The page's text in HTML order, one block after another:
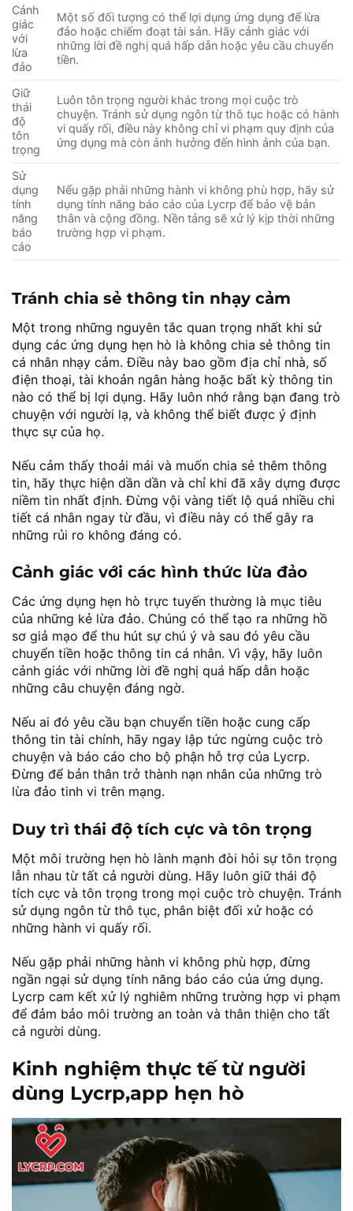
Cảnh
giác
với
lừa
đảo
Một số đối tượng có thể lợi dụng ứng dụng để lừa
đảo hoặc chiếm đoạt tài sản. Hãy cảnh giác với
những lời đề nghị quá hấp dẫn hoặc yêu cầu chuyển
tiền.
Giữ
thái
độ
tôn
trọng
Luôn tôn trọng người khác trong mọi cuộc trò
chuyện. Tránh sử dụng ngôn từ thô tục hoặc có hành
vi quấy rối, điều này không chỉ vi phạm quy định của
ứng dụng mà còn ảnh hưởng đến hình ảnh của bạn.
Sử
dụng
tính
năng
báo
cáo
Nếu gặp phải những hành vi không phù hợp, hãy sử
dụng tính năng báo cáo của Lycrp để bảo vệ bản
thân và cộng đồng. Nền tảng sẽ xử lý kịp thời những
trường hợp vi phạm.
Tránh chia sẻ thông tin nhạy cảm
Một trong những nguyên tắc quan trọng nhất khi sử
dụng các ứng dụng hẹn hò là không chia sẻ thông tin
cá nhân nhạy cảm. Điều này bao gồm địa chỉ nhà, số
điện thoại, tài khoản ngân hàng hoặc bất kỳ thông tin
nào có thể bị lợi dụng. Hãy luôn nhớ rằng bạn đang trò
chuyện với người lạ, và không thể biết được ý định
thực sự của họ.
Nếu cảm thấy thoải mái và muốn chia sẻ thêm thông
tin, hãy thực hiện dần dần và chỉ khi đã xây dựng được
niềm tin nhất định. Đừng vội vàng tiết lộ quá nhiều chi
tiết cá nhân ngay từ đầu, vì điều này có thể gây ra
những rủi ro không đáng có.
Cảnh giác với các hình thức lừa đảo
Các ứng dụng hẹn hò trực tuyến thường là mục tiêu
của những kẻ lừa đảo. Chúng có thể tạo ra những hồ
sơ giả mạo để thu hút sự chú ý và sau đó yêu cầu
chuyển tiền hoặc thông tin cá nhân. Vì vậy, hãy luôn
cảnh giác với những lời đề nghị quá hấp dẫn hoặc
những câu chuyện đáng ngờ.
Nếu ai đó yêu cầu bạn chuyển tiền hoặc cung cấp
thông tin tài chính, hãy ngay lập tức ngừng cuộc trò
chuyện và báo cáo cho bộ phận hỗ trợ của Lycrp.
Đừng để bản thân trở thành nạn nhân của những trò
lừa đảo tinh vi trên mạng.
Duy trì thái độ tích cực và tôn trọng
Một môi trường hẹn hò lành mạnh đòi hỏi sự tôn trọng
lẫn nhau từ tất cả người dùng. Hãy luôn giữ thái độ
tích cực và tôn trọng trong mọi cuộc trò chuyện. Tránh
sử dụng ngôn từ thô tục, phân biệt đối xử hoặc có
những hành vi quấy rối.
Nếu gặp phải những hành vi không phù hợp, đừng
ngần ngại sử dụng tính năng báo cáo của ứng dụng.
Lycrp cam kết xử lý nghiêm những trường hợp vi phạm
để đảm bảo môi trường an toàn và thân thiện cho tất
cả người dùng.
Kinh nghiệm thực tế từ người
dùng Lycrp,app hẹn hò